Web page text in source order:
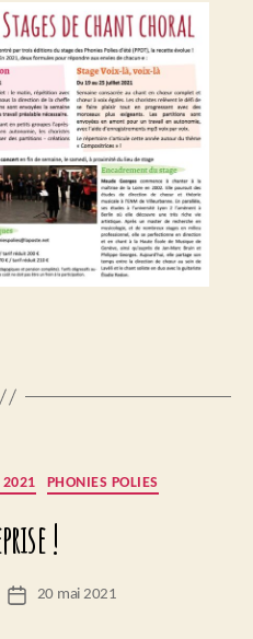
Catégories
2021 PHONIES POLIES
!
Date20 mai 2021